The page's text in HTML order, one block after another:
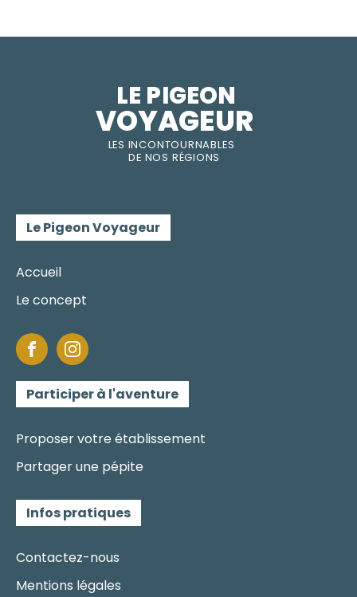
LES INCONTOURNABLES
DE NOS RÉGIONS
LE PIGEON
VOYAGEUR
Le Pigeon Voyageur
Accueil
Le concept
Participer à l'aventure
Proposer votre établissement
Partager une pépite
Infos pratiques
Contactez-nous
Mentions légales